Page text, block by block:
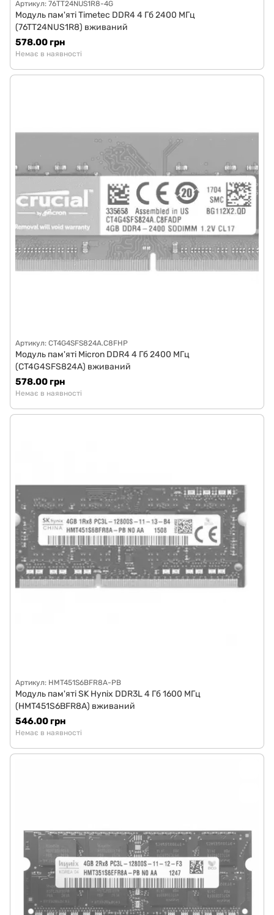
Артикул: 76TT24NUS1R8-4G
Модуль пам'яті Timetec DDR4 4 Гб 2400 МГц
(76TT24NUS1R8) вживаний
578.00 грн
Немає в наявності
Артикул: CT4G4SFS824A.C8FHP
Модуль пам'яті Micron DDR4 4 Гб 2400 МГц
(CT4G4SFS824A) вживаний
578.00 грн
Немає в наявності
Артикул: HMT451S6BFR8A-PB
Модуль пам'яті SK Hynix DDR3L 4 Гб 1600 МГц
(HMT451S6BFR8A) вживаний
546.00 грн
Немає в наявності